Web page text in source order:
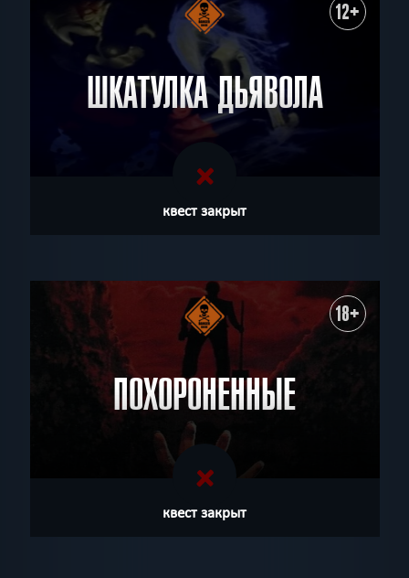
12+
ШКАТУЛКА ДЬЯВОЛА
квест закрыт
18+
ПОХОРОНЕННЫЕ
квест закрыт